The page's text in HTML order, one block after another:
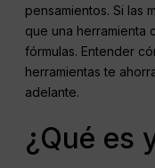
pensamientos. Si las
que una herramienta
fórmulas. Entender
herramientas te
adelante.
¿Qué es